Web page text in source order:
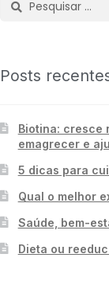
Posts
Biotina: cresce
emagrecer e
5 dicas para
Qual o melhor
Saúde, bem-
Dieta ou